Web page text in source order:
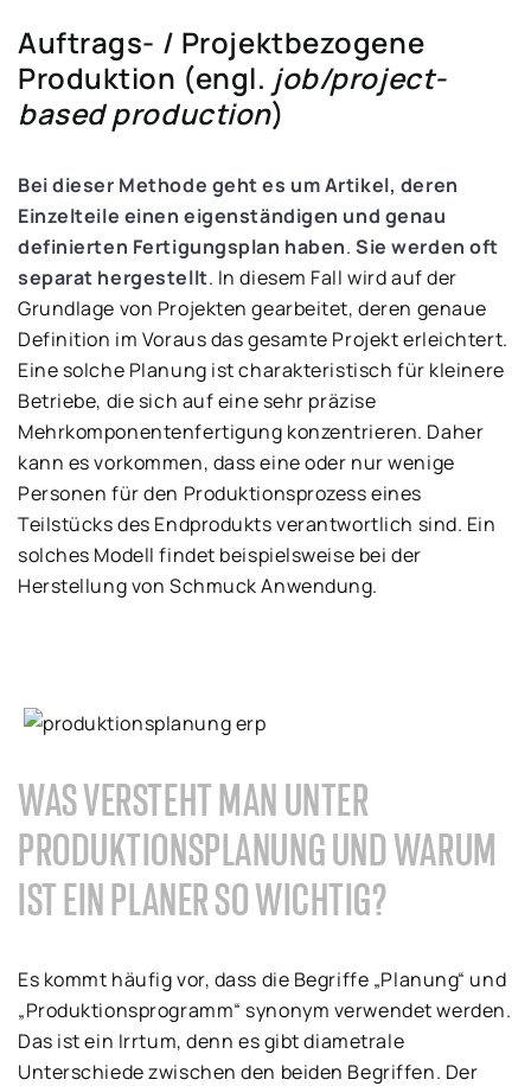
Auftrags- / Projektbezogene
Produktion (engl. job/project-
based production)
Bei dieser Methode geht es umArtikel, deren
Einzelteile einen eigenständigen und genau
definierten Fertigungsplan haben.Sie werden oft
separat hergestellt. In diesem Fall wird auf der
Grundlage von Projekten gearbeitet, deren genaue
Definition im Voraus das gesamte Projekt erleichtert.
Eine solche Planung ist charakteristisch für kleinere
Betriebe, die sich auf eine sehr präzise
Mehrkomponentenfertigung konzentrieren. Daher
kann es vorkommen, dass eine oder nur wenige
Personen für den Produktionsprozess eines
Teilstücks des Endprodukts verantwortlich sind. Ein
solches Modell findet beispielsweise bei der
Herstellung von Schmuck Anwendung.
WAS VERSTEHT MAN UNTER
PRODUKTIONSPLANUNG UND WARUM
IST EIN PLANER SO WICHTIG?
Es kommt häufig vor, dass die Begriffe „Planung“ und
„Produktionsprogramm“ synonym verwendet werden.
Das ist ein Irrtum, denn es gibt diametrale
Unterschiede zwischen den beiden Begriffen. Der